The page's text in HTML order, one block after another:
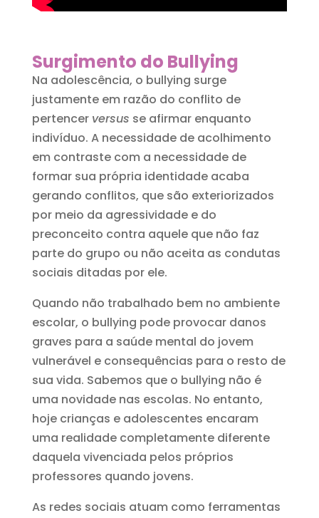
Surgimento do Bullying
Na adolescência, o bullying surge
justamente em razão do conflito de
pertencer versus se afirmar enquanto
indivíduo. A necessidade de acolhimento
em contraste com a necessidade de
formar sua própria identidade acaba
gerando conflitos, que são exteriorizados
por meio da agressividade e do
preconceito contra aquele que não faz
parte do grupo ou não aceita as condutas
sociais ditadas por ele.
Quando não trabalhado bem no ambiente
escolar, o bullying pode provocar danos
graves para a saúde mental do jovem
vulnerável e consequências para o resto de
sua vida. Sabemos que o bullying não é
uma novidade nas escolas. No entanto,
hoje crianças e adolescentes encaram
uma realidade completamente diferente
daquela vivenciada pelos próprios
professores quando jovens.
As redes sociais atuam como ferramentas